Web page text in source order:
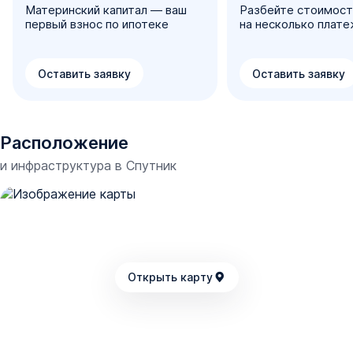
Материнский капитал — ваш
первый взнос по ипотеке
Оставить заявку
Разбейте
на несколько
Оставить заявку
Расположение
и инфраструктура в Спутник
Открыть карту